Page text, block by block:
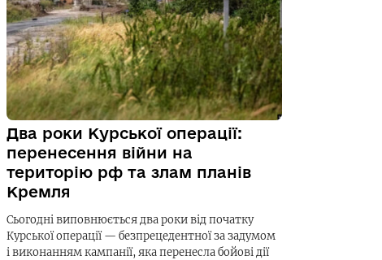
Два роки Курської операції:
перенесення війни на
територію рф та злам планів
Кремля
Сьогодні виповнюється два роки від початку
Курської операції — безпрецедентної за задумом
і виконанням кампанії, яка перенесла бойові дії